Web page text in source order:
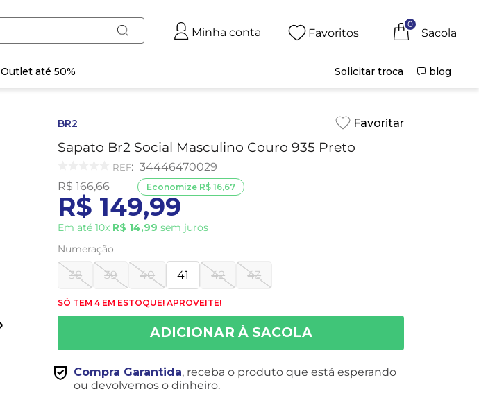
Minha conta Favoritos
0
Outlet até 50% Solicitar troca blog
BR2
Sapato Br2 Social Masculino Couro 935 Preto
: 34446470029
R$ 166,66
R$ 149,99
Em até10x R$ 14,99 sem juros
Economize R$ 16,67
Numeração
38 39 40 41 42 43
SÓ TEM 4 EM ESTOQUE! APROVEITE!
Compra Garantida, receba o produto que está esperando
ou devolvemos o dinheiro.